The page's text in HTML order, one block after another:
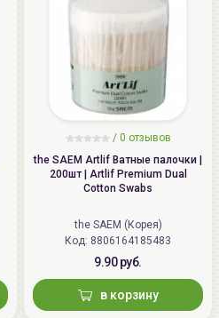
/ 0 отзывов
the SAEM Artlif Ватные палочки |
200шт | Artlif Premium Dual
Cotton Swabs
the SAEM (Корея)
Код: 8806164185483
9.90 руб.
в корзину